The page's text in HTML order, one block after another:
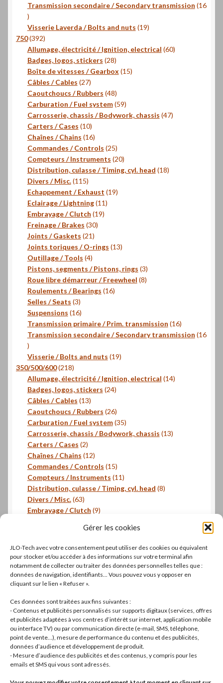
Gérer les cookies
JLO-Tech avec votre consentement peut utiliser des cookies ou équivalent
pour stocker et/ou accéder à des informations sur votre terminal afin
notamment de collecter ou traiter des données personnelles telles que :
données de navigation, identifiants... Vous pouvez vous y opposer en
cliquant sur le lien « Refuser ».
Ces données sont traitées aux fins suivantes :
- Contenus et publicités personnalisés sur supports digitaux (services, offres
et publicités adaptées à vos centres d’intérêt sur internet, application mobile
ou interface TV) ou par communication directe (e-mail, SMS, téléphone,
point de vente…), mesure de performance du contenu et des publicités,
données d’audience et développement de produit.
- Mesure d’audience des publicités et des contenus, y compris pour les
emails et SMS qui vous sont adressés.
produits
Transmission secondaire / Secondary transmission 16
16
produits
Visserie Laverda / Bolts and nuts 1919
750 392392
produits
Allumage, électricité / Ignition, electrical 6060
Badges, logos, stickers 2828
produits
Boîte de vitesses / Gearbox 1515
Câbles / Cables 2727
produits
Caoutchoucs / Rubbers 4848
produits
Carburation / Fuel system 5959
produits
Carrosserie, chassis / Bodywork, chassis 4747
Carters / Cases 1010
produits
Chaînes / Chains 1616
produits
Commandes / Controls 2525
produits
Compteurs / Instruments 2020
produits
Distribution, culasse / Timing, cyl. head 1818
Divers / Misc. 115115
produits
Echappement / Exhaust 1919
Eclairage / Lightning 1111
Embrayage / Clutch 1919
Freinage / Brakes 3030
Joints / Gaskets 2121
produits
Joints toriques / O-rings 1313
Outillage / Tools 44
produits
Pistons, segments / Pistons, rings 33
produits
Roue libre démarreur / Freewheel 88
Roulements / Bearings 1616
Selles / Seats 33
produits
Suspensions 1616
produits
Transmission primaire / Prim. transmission 1616
produits
Transmission secondaire / Secondary transmission 16
16
produits
Visserie / Bolts and nuts 1919
350/500/600 218218
produits
Allumage, électricité / Ignition, electrical 1414
Badges, logos, stickers 2424
Câbles / Cables 1313
produits
Caoutchoucs / Rubbers 2626
produits
Carburation / Fuel system 3535
produits
Carrosserie, chassis / Bodywork, chassis 1313
Carters / Cases 22
produits
Chaînes / Chains 1212
produits
Commandes / Controls 1515
produits
Compteurs / Instruments 1111
produits
Distribution, culasse / Timing, cyl. head 88
Divers / Misc. 6363
produits
Embrayage / Clutch 99
produits
1818
produits
Pistons, segments / Pistons, rings 3
produits
- Roulements / Bearings 22
produits
Transmission primaire / Primary transmission 11
Transmission secondaire / Secondary transmission
produits
Visserie / Bolts and nuts 88
produits
Litterature / Books 1111
produits
Autres modèles, Divers / Others models, Misc. 3737
produits
Dell'Orto 4242
produits
Brembo 19
produits
Motos complètes 2222